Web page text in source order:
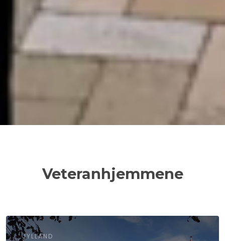
Veteranhjemmene
JYLLAND